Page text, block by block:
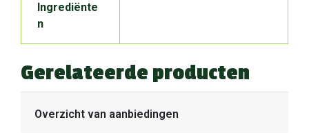
Ingrediënte
n
Gerelateerde producten
Overzicht van aanbiedingen